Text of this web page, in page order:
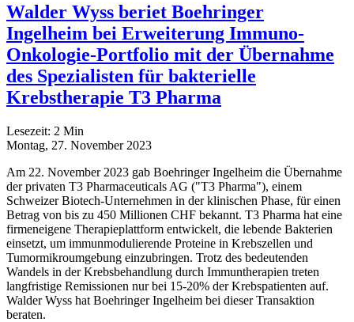
Walder Wyss beriet Boehringer
Ingelheim bei Erweiterung Immuno-
Onkologie-Portfolio mit der Übernahme
des Spezialisten für bakterielle
Krebstherapie T3 Pharma
Lesezeit: 2 Min
Montag, 27. November 2023
Am 22. November 2023 gab Boehringer Ingelheim die Übernahme
der privaten T3 Pharmaceuticals AG ("T3 Pharma"), einem
Schweizer Biotech-Unternehmen in der klinischen Phase, für einen
Betrag von bis zu 450 Millionen CHF bekannt. T3 Pharma hat eine
firmeneigene Therapieplattform entwickelt, die lebende Bakterien
einsetzt, um immunmodulierende Proteine in Krebszellen und
Tumormikroumgebung einzubringen. Trotz des bedeutenden
Wandels in der Krebsbehandlung durch Immuntherapien treten
langfristige Remissionen nur bei 15-20% der Krebspatienten auf.
Walder Wyss hat Boehringer Ingelheim bei dieser Transaktion
beraten.